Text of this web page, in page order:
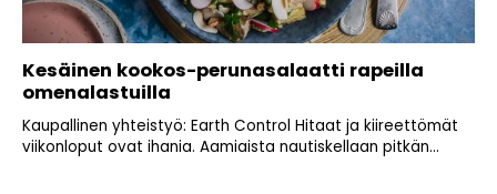
Kesäinen kookos-perunasalaatti rapeilla
omenalastuilla
Kaupallinen yhteistyö: Earth Control Hitaat ja kiireettömät
viikonloput ovat ihania. Aamiaista nautiskellaan pitkän...